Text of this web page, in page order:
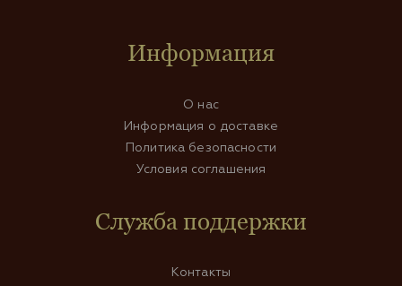
Информация
О нас
Информация о доставке
Политика безопасности
Условия соглашения
Служба поддержки
Контакты